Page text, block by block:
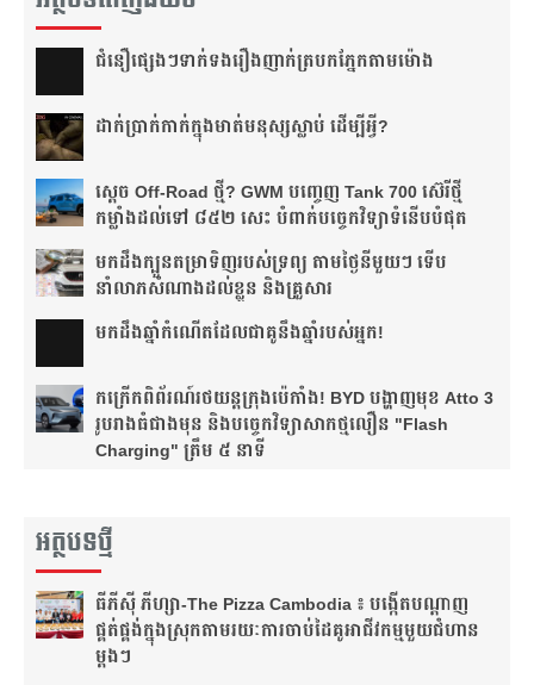
ជំនឿ​ផ្សេងៗ​ទាក់ទង​រឿង​ញាក់​ត្របក​ភ្នែក​តាម​ម៉ោង​
ដាក់​ប្រាក់​កាក់​ក្នុង​មាត់​មនុស្ស​ស្លាប់ ដើម្បី​អ្វី?
ស្តេច Off-Road ថ្មី? GWM បញ្ចេញ Tank 700 ស៊េរីថ្មី
កម្លាំងដល់ទៅ ៨៥២ សេះ បំពាក់បច្ចេកវិទ្យាទំនើបបំផុត
មកដឹងក្បួនតម្រាទិញរបស់ទ្រព្យ តាមថ្ងៃនីមួយៗ ទើប
នាំលាភសំណាងដល់ខ្លួន និងគ្រួសារ
មក​ដឹងឆ្នាំ​កំណើត​ដែល​ជា​គូ​នឹង​ឆ្នាំ​របស់​អ្នក!​
កក្រើកពិព័រណ៍រថយន្តក្រុងប៉េកាំង! BYD បង្ហាញមុខ Atto 3
រូបរាងធំជាងមុន និងបច្ចេកវិទ្យាសាកថ្មលឿន "Flash
Charging" ត្រឹម ៥ នាទី
អត្ថបទថ្មី
ធីភីស៊ី ភីហ្សា-The Pizza Cambodia ៖ បង្កើត​បណ្តាញ​
ផ្គត់ផ្គង់​ក្នុង​ស្រុក​តាមរយៈ​ការ​ចាប់​ដៃ​គូ​អាជីវកម្ម​មួយ​ជំហាន​
ម្តងៗ​